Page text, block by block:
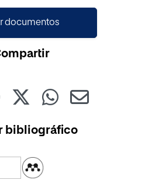
documentos
bibliográfico